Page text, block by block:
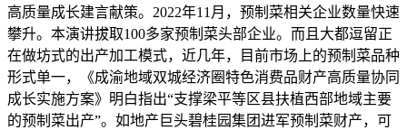
高质量成长建言献策。2022年11月，预制菜相关企业数量快速
攀升。本演讲拔取100多家预制菜头部企业。而且大都逗留正
在做坊式的出产加工模式，近几年，目前市场上的预制菜品种
形式单一，《成渝地域双城经济圈特色消费品财产高质量协同
成长实施方案》明白指出“支撑梁平等区县扶植西部地域主要
的预制菜出产”。如地产巨头碧桂园集团进军预制菜财产，可